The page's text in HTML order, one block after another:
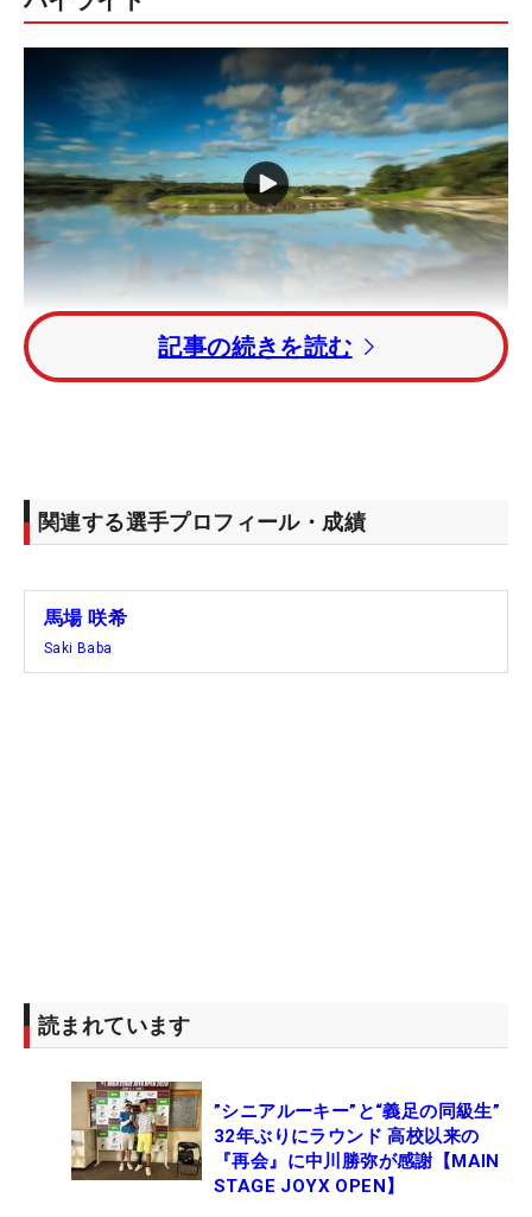
インタビュー
記事の続きを読む
関連する選手プロフィール・成績
馬場 咲希
Saki Baba
読まれています
”シニアルーキー”と“義足の同級生”
32年ぶりにラウンド 高校以来の
『再会』に中川勝弥が感謝【MAIN
STAGE JOYX OPEN】